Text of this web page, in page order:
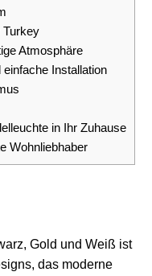
Turkey
Atmosphäre
Installation
in Ihr Zuhause
Wohnliebhaber
Gold und Weiß ist
das moderne